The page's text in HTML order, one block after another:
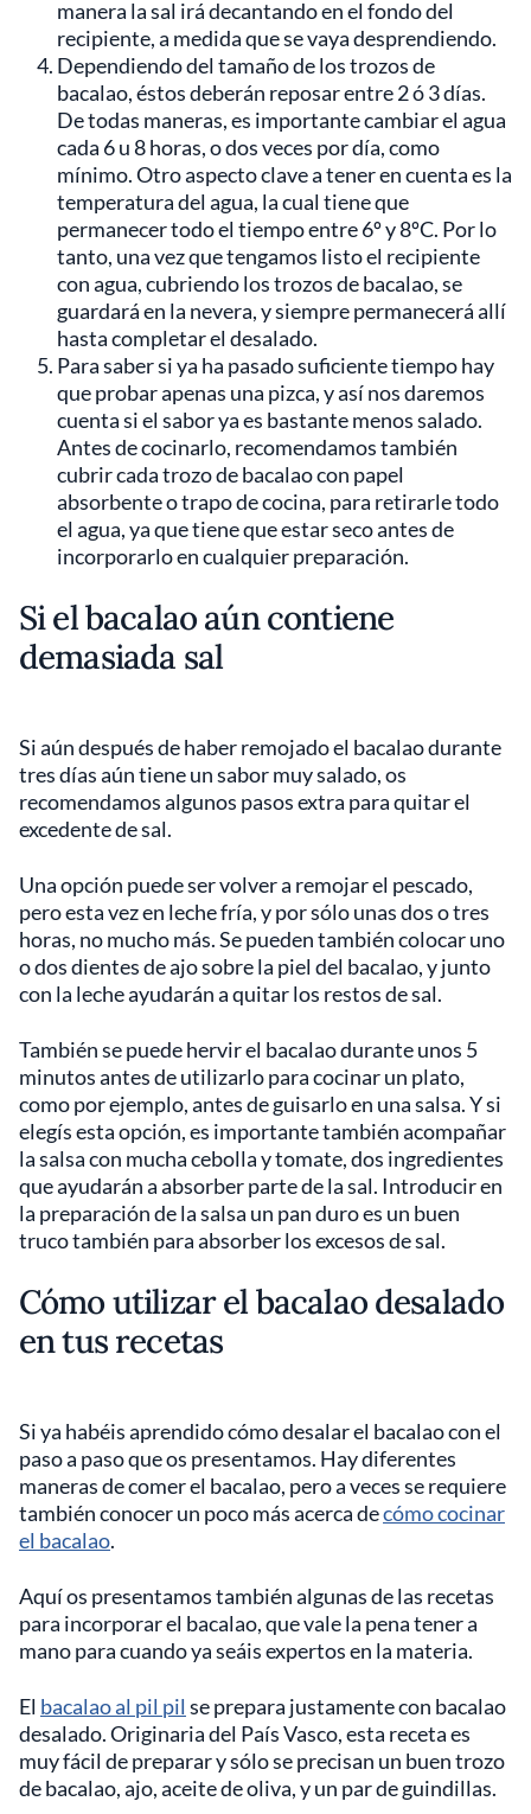
manera la sal irá decantando en el fondo del
recipiente, a medida que se vaya desprendiendo.
Dependiendo del tamaño de los trozos de
bacalao, éstos deberán reposar entre 2 ó 3 días.
De todas maneras, es importante cambiar el agua
cada 6 u 8 horas, o dos veces por día, como
mínimo. Otro aspecto clave a tener en cuenta es la
temperatura del agua, la cual tiene que
permanecer todo el tiempo entre 6º y 8ºC. Por lo
tanto, una vez que tengamos listo el recipiente
con agua, cubriendo los trozos de bacalao, se
guardará en la nevera, y siempre permanecerá allí
hasta completar el desalado.
Para saber si ya ha pasado suficiente tiempo hay
que probar apenas una pizca, y así nos daremos
cuenta si el sabor ya es bastante menos salado.
Antes de cocinarlo, recomendamos también
cubrir cada trozo de bacalao con papel
absorbente o trapo de cocina, para retirarle todo
el agua, ya que tiene que estar seco antes de
incorporarlo en cualquier preparación.
Si el bacalao aún contiene
demasiada sal
Si aún después de haber remojado el bacalao durante
tres días aún tiene un sabor muy salado, os
recomendamos algunos pasos extra para quitar el
excedente de sal.
Una opción puede ser volver a remojar el pescado,
pero esta vez en leche fría, y por sólo unas dos o tres
horas, no mucho más. Se pueden también colocar uno
o dos dientes de ajo sobre la piel del bacalao, y junto
con la leche ayudarán a quitar los restos de sal.
También se puede hervir el bacalao durante unos 5
minutos antes de utilizarlo para cocinar un plato,
como por ejemplo, antes de guisarlo en una salsa. Y si
elegís esta opción, es importante también acompañar
la salsa con mucha cebolla y tomate, dos ingredientes
que ayudarán a absorber parte de la sal. Introducir en
la preparación de la salsa un pan duro es un buen
truco también para absorber los excesos de sal.
Cómo utilizar el bacalao desalado
en tus recetas
Si ya habéis aprendido cómo desalar el bacalao con el
paso a paso que os presentamos. Hay diferentes
maneras de comer el bacalao, pero a veces se requiere
también conocer un poco más acerca decómo cocinar
el bacalao.
Aquí os presentamos también algunas de las recetas
para incorporar el bacalao, que vale la pena tener a
mano para cuando ya seáis expertos en la materia.
El bacalao al pil pil se prepara justamente con bacalao
desalado. Originaria del País Vasco, esta receta es
muy fácil de preparar y sólo se precisan un buen trozo
de bacalao, ajo, aceite de oliva, y un par de guindillas.